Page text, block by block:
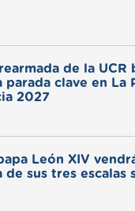
de la
parada clave en La
2027
León XIV
de sus tres escalas